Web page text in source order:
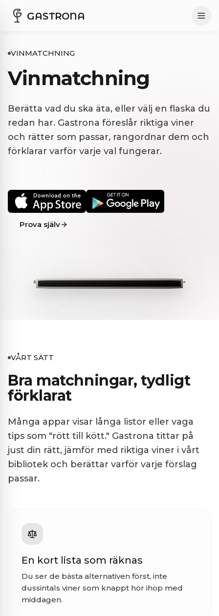
GASTRONA
VINMATCHNING
Vinmatchning
Berätta vad du ska äta, eller välj en flaska du
redan har. Gastrona föreslår riktiga viner
och rätter som passar, rangordnar dem och
förklarar varför varje val fungerar.
Prova själv
VÅRT SÄTT
Bra matchningar, tydligt
förklarat
Många appar visar långa listor eller vaga
tips som "rött till kött." Gastrona tittar på
just din rätt, jämför med riktiga viner i vårt
bibliotek och berättar varför varje förslag
passar.
En kort lista som räknas
Du ser de bästa alternativen först, inte
dussintals viner som knappt hör ihop med
middagen.